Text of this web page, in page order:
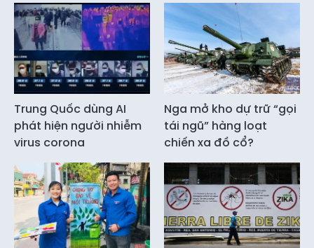
Trung Quốc dùng AI
phát hiện người nhiễm
virus corona
Nga mở kho dự trữ “gọi
tái ngũ” hàng loạt
chiến xa đồ cổ?